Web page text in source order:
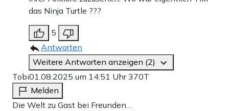
das Ninja Turtle ???
5
Antworten
Weitere Antworten anzeigen (2)
Tobi01.08.2025 um 14:51 Uhr370T
Melden
Die Welt zu Gast bei Freunden…